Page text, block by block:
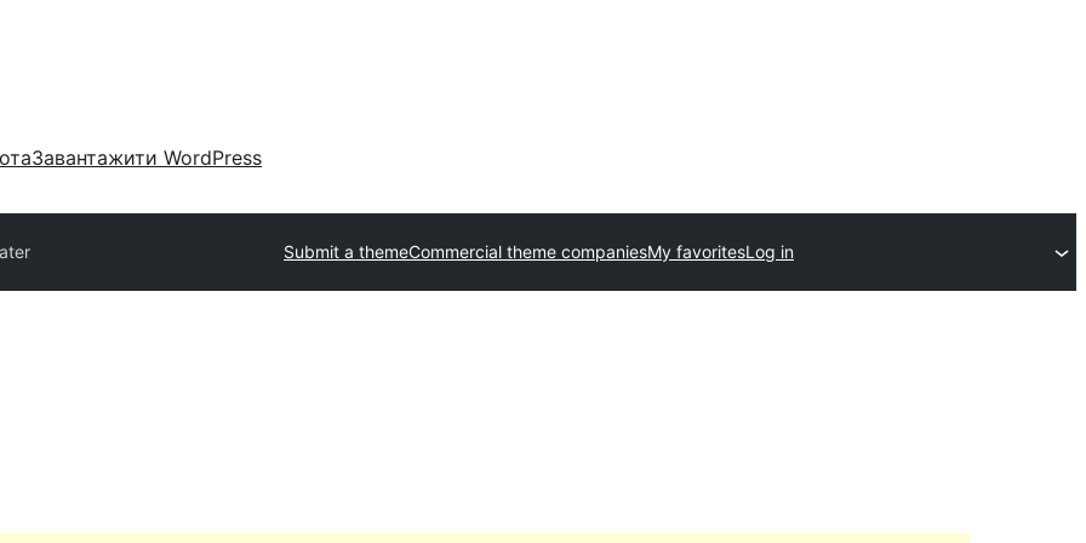
Завантажити WordPress
Submit a themeCommercial theme companiesMy favoritesLog in